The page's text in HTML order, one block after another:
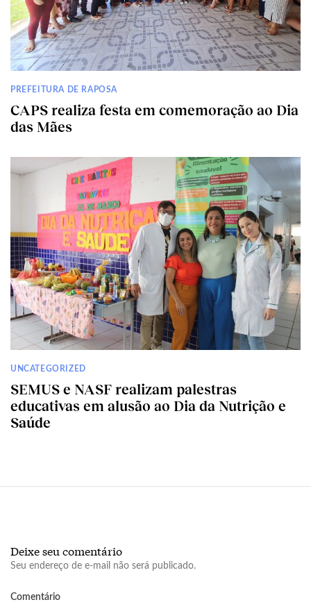
PREFEITURA DE RAPOSA
CAPS realiza festa em comemoração ao Dia
das Mães
UNCATEGORIZED
SEMUS e NASF realizam palestras
educativas em alusão ao Dia da Nutrição e
Saúde
Deixe seu comentário
Seu endereço de e-mail não será publicado.
Comentário